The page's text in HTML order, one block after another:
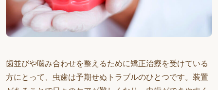
歯並びや噛み合わせを整えるために矯正治療を受けている
方にとって、虫歯は予期せぬトラブルのひとつです。装置